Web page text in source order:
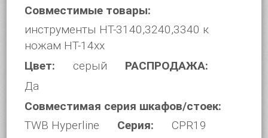
Совместимые товары:
инструменты HT-3140,3240,3340 к
ножам HT-14xx
Цвет:
серый
РАСПРОДАЖА:
Да
Совместимая серия шкафов/стоек:
TWB Hyperline
Серия:
CPR19